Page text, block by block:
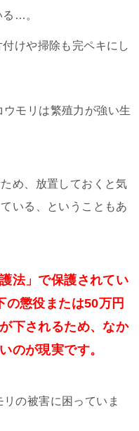
…。
けや掃除も完ペキにし
モリは繁殖力が強い生
め、放置しておくと気
いる、ということもあ
法」で保護されてい
の懲役または50万円
下されるため、なか
のが現実です。
の被害に困っていま